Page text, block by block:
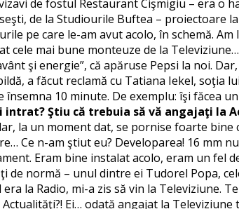
de fostul Restaurant Cişmigiu – era o
de la Studiourile Buftea – proiectoare
pe care le-am avut acolo, în schemă.
cele mai bune monteuze de la
şi energie”, că apăruse Pepsi la noi.
a făcut reclamă cu Tatiana Iekel, soţia
10 minute. De exemplu: îşi făcea
intrat? Ştiu că trebuia să vă angajaţi
la un moment dat, se pornise foarte
Ce n-am ştiut eu? Developarea! 16 mm
Eram bine instalat acolo, eram un fel
normă – unul dintre ei Tudorel Popa,
la Radio, mi-a zis să vin la
Ei… odată angajat la